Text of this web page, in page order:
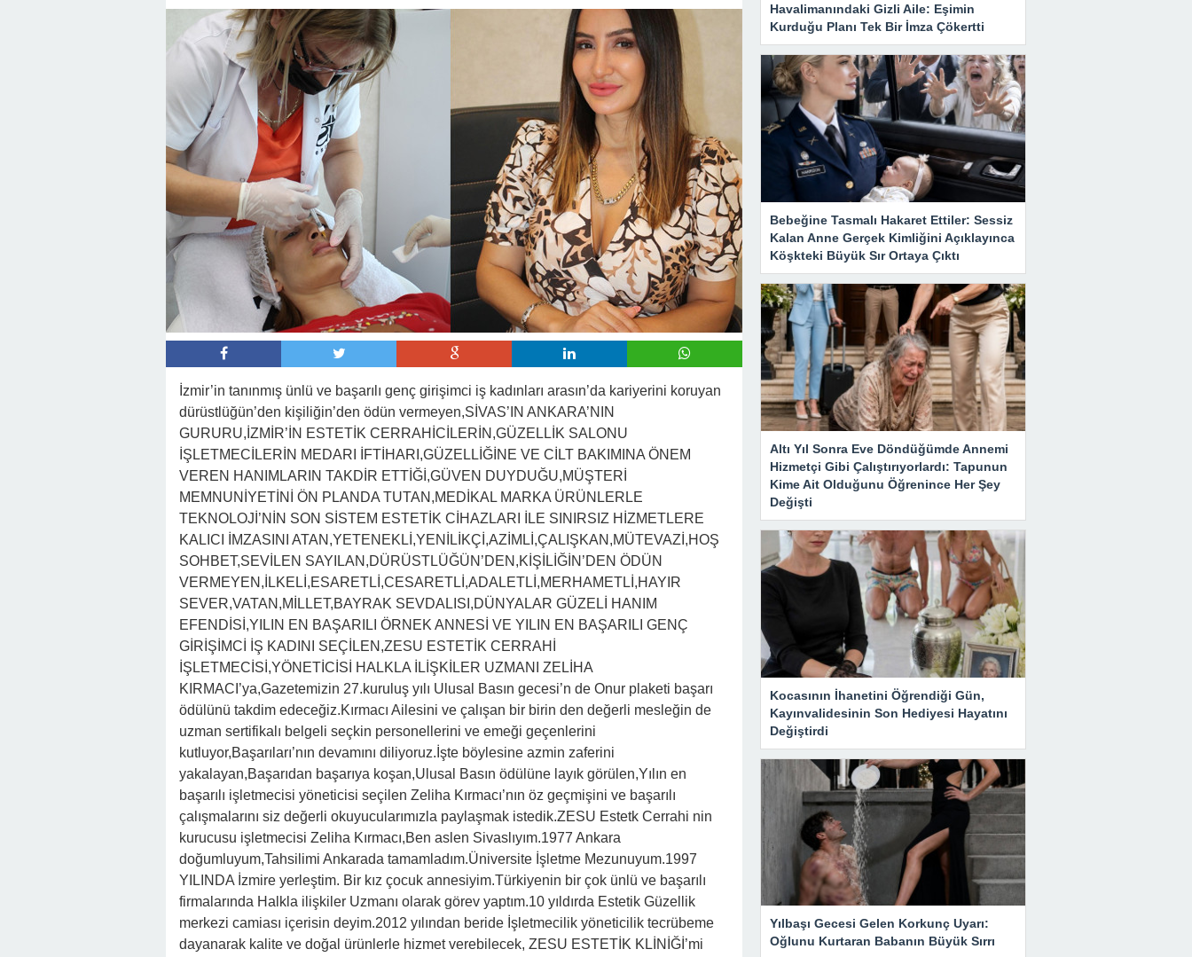
İzmir’in tanınmış ünlü ve başarılı genç girişimci iş kadınları arasın’da kariyerini koruyan
dürüstlüğün’den kişiliğin’den ödün vermeyen,SİVAS’IN ANKARA’NIN
GURURU,İZMİR’İN ESTETİK CERRAHİCİLERİN,GÜZELLİK SALONU
İŞLETMECİLERİN MEDARI İFTİHARI,GÜZELLİĞİNE VE CİLT BAKIMINA ÖNEM
VEREN HANIMLARIN TAKDİR ETTİĞİ,GÜVEN DUYDUĞU,MÜŞTERİ
MEMNUNİYETİNİ ÖN PLANDA TUTAN,MEDİKAL MARKA ÜRÜNLERLE
TEKNOLOJİ’NİN SON SİSTEM ESTETİK CİHAZLARI İLE SINIRSIZ HİZMETLERE
KALICI İMZASINI ATAN,YETENEKLİ,YENİLİKÇİ,AZİMLİ,ÇALIŞKAN,MÜTEVAZİ,HOŞ
SOHBET,SEVİLEN SAYILAN,DÜRÜSTLÜĞÜN’DEN,KİŞİLİĞİN’DEN ÖDÜN
VERMEYEN,İLKELİ,ESARETLİ,CESARETLİ,ADALETLİ,MERHAMETLİ,HAYIR
SEVER,VATAN,MİLLET,BAYRAK SEVDALISI,DÜNYALAR GÜZELİ HANIM
EFENDİSİ,YILIN EN BAŞARILI ÖRNEK ANNESİ VE YILIN EN BAŞARILI GENÇ
GİRİŞİMCİ İŞ KADINI SEÇİLEN,ZESU ESTETİK CERRAHİ
İŞLETMECİSİ,YÖNETİCİSİ HALKLA İLİŞKİLER UZMANI ZELİHA
KIRMACI’ya,Gazetemizin 27.kuruluş yılı Ulusal Basın gecesi’n de Onur plaketi başarı
ödülünü takdim edeceğiz.Kırmacı Ailesini ve çalışan bir birin den değerli mesleğin de
uzman sertifikalı belgeli seçkin personellerini ve emeği geçenlerini
kutluyor,Başarıları’nın devamını diliyoruz.İşte böylesine azmin zaferini
yakalayan,Başarıdan başarıya koşan,Ulusal Basın ödülüne layık görülen,Yılın en
başarılı işletmecisi yöneticisi seçilen Zeliha Kırmacı’nın öz geçmişini ve başarılı
çalışmalarını siz değerli okuyucularımızla paylaşmak istedik.ZESU Estetk Cerrahi nin
kurucusu işletmecisi Zeliha Kırmacı,Ben aslen Sivaslıyım.1977 Ankara
doğumluyum,Tahsilimi Ankarada tamamladım.Üniversite İşletme Mezunuyum.1997
YILINDA İzmire yerleştim. Bir kız çocuk annesiyim.Türkiyenin bir çok ünlü ve başarılı
firmalarında Halkla ilişkiler Uzmanı olarak görev yaptım.10 yıldırda Estetik Güzellik
merkezi camiası içerisin deyim.2012 yılından beride İşletmecilik yöneticilik tecrübeme
dayanarak kalite ve doğal ürünlerle hizmet verebilecek, ZESU ESTETİK KLİNİĞİ’mi
Havalimanındaki Gizli Aile: Eşimin
Kurduğu Planı Tek Bir İmza Çökertti
Bebeğine Tasmalı Hakaret Ettiler: Sessiz
Kalan Anne Gerçek Kimliğini Açıklayınca
Köşkteki Büyük Sır Ortaya Çıktı
Altı Yıl Sonra Eve Döndüğümde Annemi
Hizmetçi Gibi Çalıştırıyorlardı: Tapunun
Kime Ait Olduğunu Öğrenince Her Şey
Değişti
Kocasının İhanetini Öğrendiği Gün,
Kayınvalidesinin Son Hediyesi Hayatını
Değiştirdi
Yılbaşı Gecesi Gelen Korkunç Uyarı:
Oğlunu Kurtaran Babanın Büyük Sırrı